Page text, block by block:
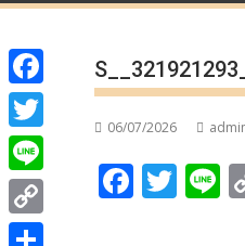
06/07/2026
F
ac
T
w n
F
a
c
e
b
T
w
i
L
i
C